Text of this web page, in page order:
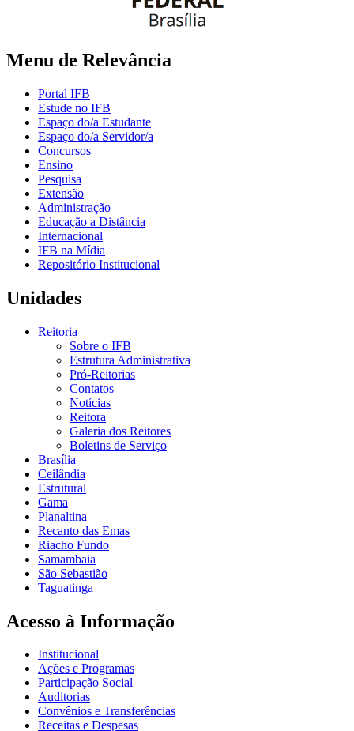
Menu de Relevância
Portal IFB
Estude no IFB
Espaço do/a Estudante
Espaço do/a Servidor/a
Concursos
Ensino
Pesquisa
Extensão
Administração
Educação a Distância
Internacional
IFB na Mídia
Repositório Institucional
Unidades
Reitoria
Sobre o IFB
Estrutura Administrativa
Pró-Reitorias
Contatos
Notícias
Reitora
Galeria dos Reitores
Boletins de Serviço
Brasília
Ceilândia
Estrutural
Gama
Planaltina
Recanto das Emas
Riacho Fundo
Samambaia
São Sebastião
Taguatinga
Acesso à Informação
Institucional
Ações e Programas
Participação Social
Auditorias
Convênios e Transferências
Receitas e Despesas